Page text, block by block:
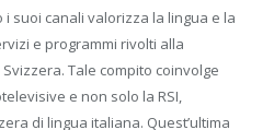
i suoi canali valorizza la lingua e la
e programmi rivolti alla
Tale compito coinvolge
e non solo la RSI,
di lingua italiana. Quest’ultima